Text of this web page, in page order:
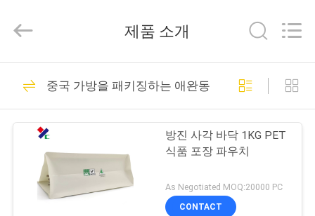
제
Guangzhou
Yucai
Co.,
커피 포장 부대
30
제품 소개
중국 가방을 패키징하는 애완동물사료
방진 사각 바닥 1KG PET
식품 포장 파우치
As Negotiated MOQ:20000 PC
CONTACT